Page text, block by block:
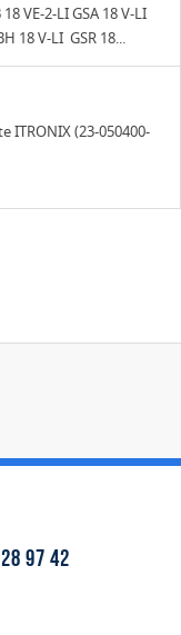
VE-2-LI GSA 18 V-LI
18 V-LI GSR 18...
ITRONIX (23-050400-
Devis
97 42